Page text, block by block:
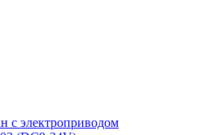
с электроприводом